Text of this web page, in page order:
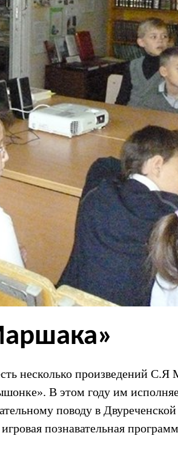
несколько произведений
В этом году им
поводу в
игровая познавательная